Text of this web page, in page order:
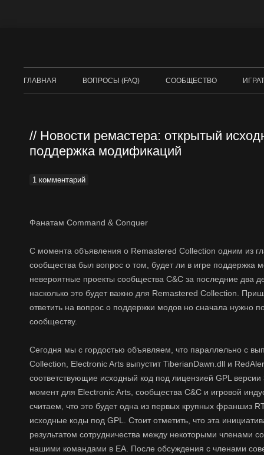
ГЛАВНАЯ ВОПРОСЫ (FAQ) СООБЩЕСТВО
Новости ремастера: открытый
поддержка модификаций
1 комментарий
Фанатам Command & Conquer
С момента объявления о Remastered Collection одним из
сообщества был вопрос о том, будет ли в игре поддержка
невероятные проекты сообщества C&C за последние два
насколько это будет важно для Remastered Collection.
ответить на вопрос о поддержки модов но сначала нужно
сообществу.
Сегодня мы с гордостью объявляем, что параллельно с
Collection, Electronic Arts выпустит TiberianDawn.dll и
соответствующие исходный код под лицензией GPL
момент для Electronic Arts, сообщества C&C и игровой
считаем, что это будет одна из первых крупных франшиз
исходные коды под GPL. Стоит отметить, что эта
результатом сотрудничества между некоторыми членами
нашими командами в EA. После обсуждения с членами